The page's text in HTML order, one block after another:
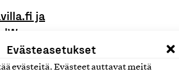
Evästeasetukset
evästeitä. Evästeet auttavat meitä
ja
-
Oy, Verkkokauppa